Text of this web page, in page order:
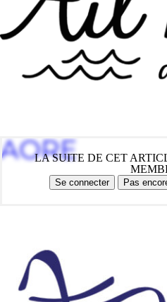
LA SUITE DE CET
Se connecter Pas
AORE